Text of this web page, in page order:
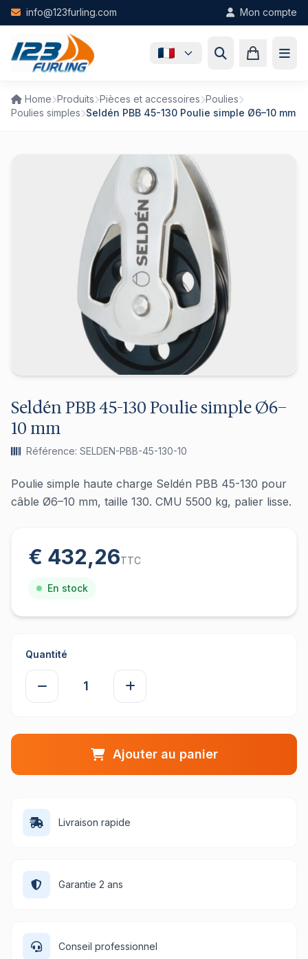
Skip to main content
info@123furling.com Mon compte
Home Produits Pièces et accessoires Poulies
Poulies simples Seldén PBB 45-130 Poulie simple Ø6–10 mm
Seldén PBB 45-130 Poulie simple Ø6–
10 mm
Référence: SELDEN-PBB-45-130-10
Poulie simple haute charge Seldén PBB 45-130 pour
câble Ø6–10 mm, taille 130. CMU 5500 kg, palier lisse.
€ 432,26TTC
En stock
Quantité
Ajouter au panier
Livraison rapide
Garantie 2 ans
Conseil professionnel